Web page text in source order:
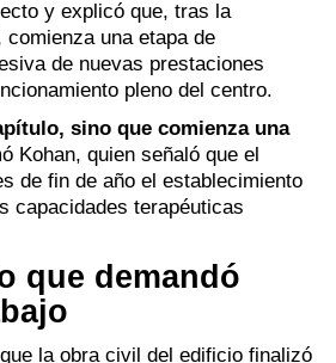
y explicó que, tras la
una etapa de
de nuevas prestaciones
pleno del centro.
sino que comienza una
Kohan, quien señaló que el
de fin de año el establecimiento
capacidades terapéuticas
que demandó
la obra civil del edificio finalizó